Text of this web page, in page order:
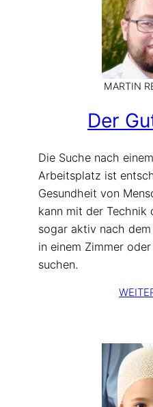
MARTIN
Der
Die Suche nach
Arbeitsplatz ist
Gesundheit von
kann mit der Technik
sogar aktiv nach
in einem Zimmer
suchen.